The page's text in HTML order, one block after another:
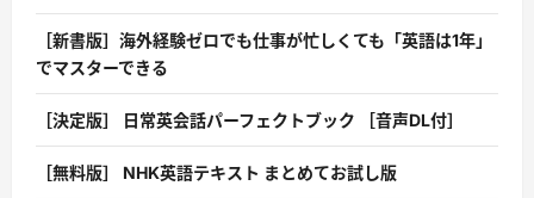
［新書版］海外経験ゼロでも仕事が忙しくても「英語は1年」
でマスターできる
［決定版］ 日常英会話パーフェクトブック ［音声DL付］
［無料版］ NHK英語テキスト まとめてお試し版